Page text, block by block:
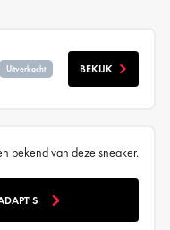
Uitverkocht BEKIJK
bekend van deze sneaker.